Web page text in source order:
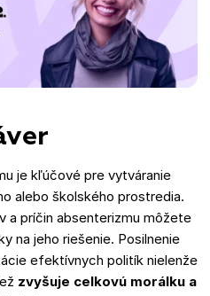
je kľúčové pre vytváranie
alebo školského prostredia.
a príčin absenterizmu môžete
na jeho riešenie. Posilnenie
efektívnych politík nielenže
zvyšuje celkovú morálku a